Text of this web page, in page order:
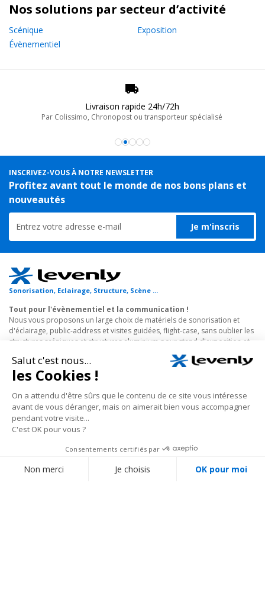
Nos solutions par secteur d’activité
Scénique
Exposition
Évènementiel
Livraison rapide 24h/72h
Par Colissimo, Chronopost ou transporteur spécialisé
INSCRIVEZ-VOUS À NOTRE NEWSLETTER
Profitez avant tout le monde de nos bons plans et
nouveautés
Je m'inscris
Sonorisation, Eclairage, Structure, Scène ...
Tout pour l'évènementiel et la communication !
Nous vous proposons un large choix de matériels de sonorisation et
d'éclairage, public-address et visites guidées, flight-case, sans oublier les
structures scéniques et structures aluminium pour stand d'exposition et
En savoir plus
Nos conseillers spécialisés vous écoutent au
35 36 36
du lundi au vendredi de 10h à 18h (hors jours fériés), prix d’un appel local
Suivez notre actualité :